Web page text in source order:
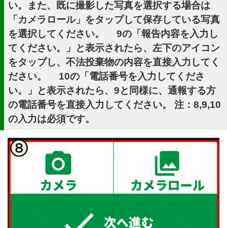
い。また、既に撮影した写真を選択する場合は
「カメラロール」をタップして保存している写真
を選択してください。 9の「報告内容を入力し
てください。」と表示されたら、左下のアイコン
をタップし、不法投棄物の内容を直接入力してく
ださい。 10の「電話番号を入力してくださ
い。」と表示されたら、9と同様に、通報する方
の電話番号を直接入力してください。 注：8,9,10
の入力は必須です。